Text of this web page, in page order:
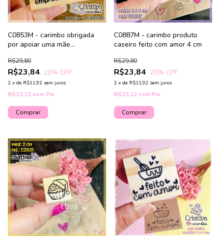
C0853M - carimbo obrigada
por apoiar uma mãe
R$23,84
R$29,80
20% OFF
2 x de R$11,92 sem juros
R$23,12 com Pix
C0887M - carimbo produto
caseiro feito com amor 4 cm
R$23,84
R$29,80
20% OFF
2 x de R$11,92 sem juros
R$23,12 com Pix